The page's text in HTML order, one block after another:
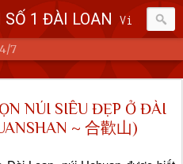
1 ĐÀI LOAN Vietvip Pro Sân chơi cá cược nhà cái hàng đầu Đài Loan. Vietvip Pro phát hành hơn 600 game cược khác nhau. Nạp tiền tại 7-Eleven, Family Mart, Okmart, Hilife, ATM. Rút tiền 24h không giới hạn. Uy tín khi bao rút, miễn phí 60kuai phí rút tiền. Hệ thống khuyến mãi cho cả hội viên mới và hội viên cũ, cskh 1:1 24/7.
7
NÚI SIÊU ĐẸP Ở ĐÀI
~ 合歡山)